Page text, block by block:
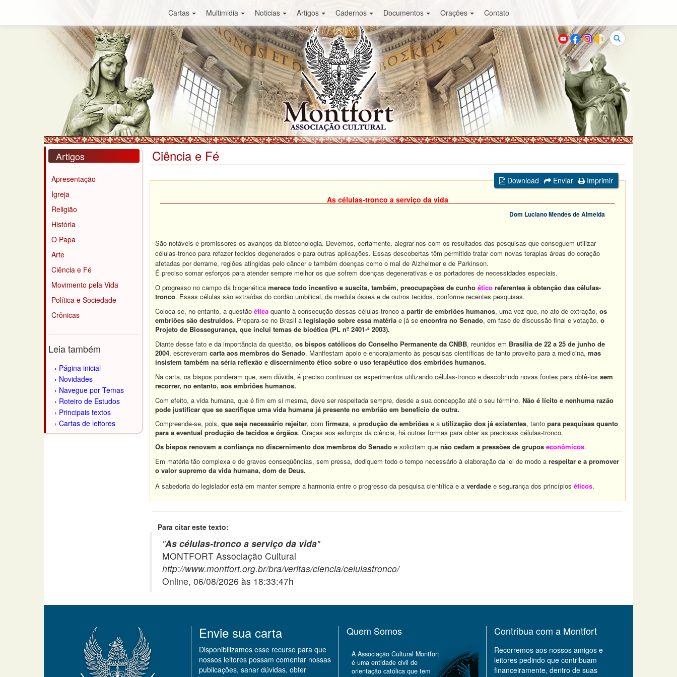
Cartas Multimidia Noticias Artigos Cadernos Documentos Orações Contato
Buscar
Artigos
Apresentação
Igreja
Religião
História
O Papa
Arte
Ciência e Fé
Movimento pela Vida
Política e Sociedade
Crônicas
Leia também
Página inicial
Novidades
Navegue por Temas
Roteiro de Estudos
Principais textos
Cartas de leitores
Ciência e Fé
Download Enviar
Imprimir
As células-tronco a serviço da vida
Dom Luciano Mendes de Almeida
São notáveis e promissores os avanços da biotecnologia. Devemos, certamente, alegrar-nos com os resultados das pesquisas que conseguem utilizar
células-tronco para refazer tecidos degenerados e para outras aplicações. Essas descobertas têm permitido tratar com novas terapias áreas do coração
afetadas por derrame, regiões atingidas pelo câncer e também doenças como o mal de Alzheimer e de Parkinson.
É preciso somar esforços para atender sempre melhor os que sofrem doenças degenerativas e os portadores de necessidades especiais.
O progresso no campo da biogenética merece todo incentivo e suscita, também, preocupações de cunho ético referentes à obtenção das células-
tronco. Essas células são extraídas do cordão umbilical, da medula óssea e de outros tecidos, conforme recentes pesquisas.
Coloca-se, no entanto, a questão ética quanto à consecução dessas células-tronco a partir de embriões humanos, uma vez que, no ato de extração, os
embriões são destruídos. Prepara-se no Brasil a legislação sobre essa matéria e já se encontra no Senado, em fase de discussão final e votação, o
Projeto de Biossegurança, que inclui temas de bioética (PL nº 2401-ª 2003).
Diante desse fato e da importância da questão, os bispos católicos do Conselho Permanente da CNBB, reunidos em Brasília de 22 a 25 de junho de
2004, escreveram carta aos membros do Senado. Manifestam apoio e encorajamento às pesquisas científicas de tanto proveito para a medicina, mas
insistem também na séria reflexão e discernimento ético sobre o uso terapêutico dos embriões humanos.
Na carta, os bispos ponderam que, sem dúvida, é preciso continuar os experimentos utilizando células-tronco e descobrindo novas fontes para obtê-los sem
recorrer, no entanto, aos embriões humanos.
Com efeito, a vida humana, que é fim em si mesma, deve ser respeitada sempre, desde a sua concepção até o seu término. Não é lícito e nenhuma razão
pode justificar que se sacrifique uma vida humana já presente no embrião em benefício de outra.
Compreende-se, pois, que seja necessário rejeitar, com firmeza, a produção de embriões e a utilização dos já existentes, tanto para pesquisas quanto
para a eventual produção de tecidos e órgãos. Graças aos esforços da ciência, há outras formas para obter as preciosas células-tronco.
Os bispos renovam a confiança no discernimento dos membros do Senado e solicitam que não cedam a pressões de grupos econômicos.
Em matéria tão complexa e de graves conseqüências, sem pressa, dediquem todo o tempo necessário à elaboração da lei de modo a respeitar e a promover
o valor supremo da vida humana, dom de Deus.
A sabedoria do legislador está em manter sempre a harmonia entre o progresso da pesquisa científica e a verdade e segurança dos princípios éticos.
Para citar este texto:
"As células-tronco a serviço da vida"
MONTFORT Associação Cultural
http://www.montfort.org.br/bra/veritas/ciencia/celulastronco/
Online, 06/08/2026 às 18:33:47h
Envie sua carta
Disponibilizamos esse recurso para que
nossos leitores possam comentar nossas
publicações, sanar dúvidas, obter
Quem Somos
A Associação Cultural Montfort
é uma entidade civil de
orientação católica que tem
Contribua com a Montfort
Recorremos aos nossos amigos e
leitores pedindo que contribuam
financeiramente, dentro de suas